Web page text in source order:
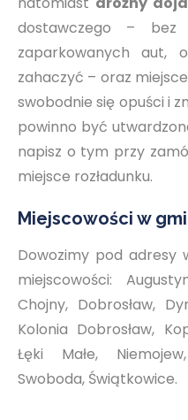
dostawczego – bez
zaparkowanych aut,
zahaczyć – oraz
swobodnie się opuści i
powinno być
napisz o tym przy
miejsce rozładunku.
Miejscowości w
Dowozimy pod adresy
miejscowości:
Chojny, Dobrosław,
Kolonia Dobrosław,
Łęki Małe,
Swoboda, Świątkowice.